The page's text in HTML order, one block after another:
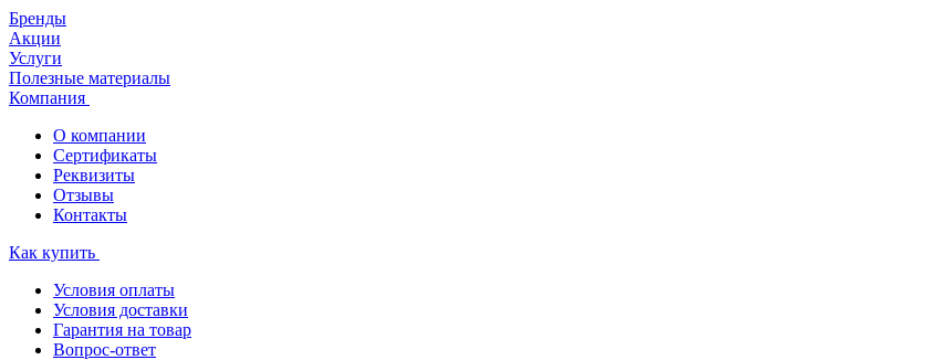
Бренды
Акции
Услуги
Полезные материалы
Компания
О компании
Сертификаты
Реквизиты
Отзывы
Контакты
Как купить
Условия оплаты
Условия доставки
Гарантия на товар
Вопрос-ответ